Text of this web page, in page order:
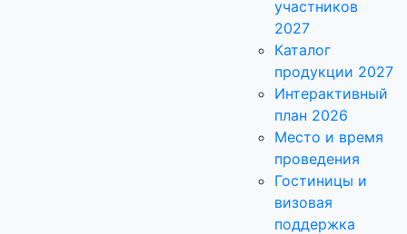
участников
2027
Каталог
продукции 2027
Интерактивный
план 2026
Место и время
проведения
Гостиницы и
визовая
поддержка